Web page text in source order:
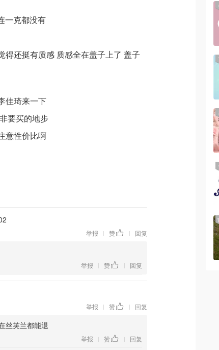
一克都没有
得还挺有质感 质感全在盖子上了 盖子
佳琦来一下
要买的地步
意性价比啊
举报 | 赞 | 回复
举报 | 赞 | 回复
举报 | 赞 | 回复
丝芙兰都能退
举报 | 赞 | 回复